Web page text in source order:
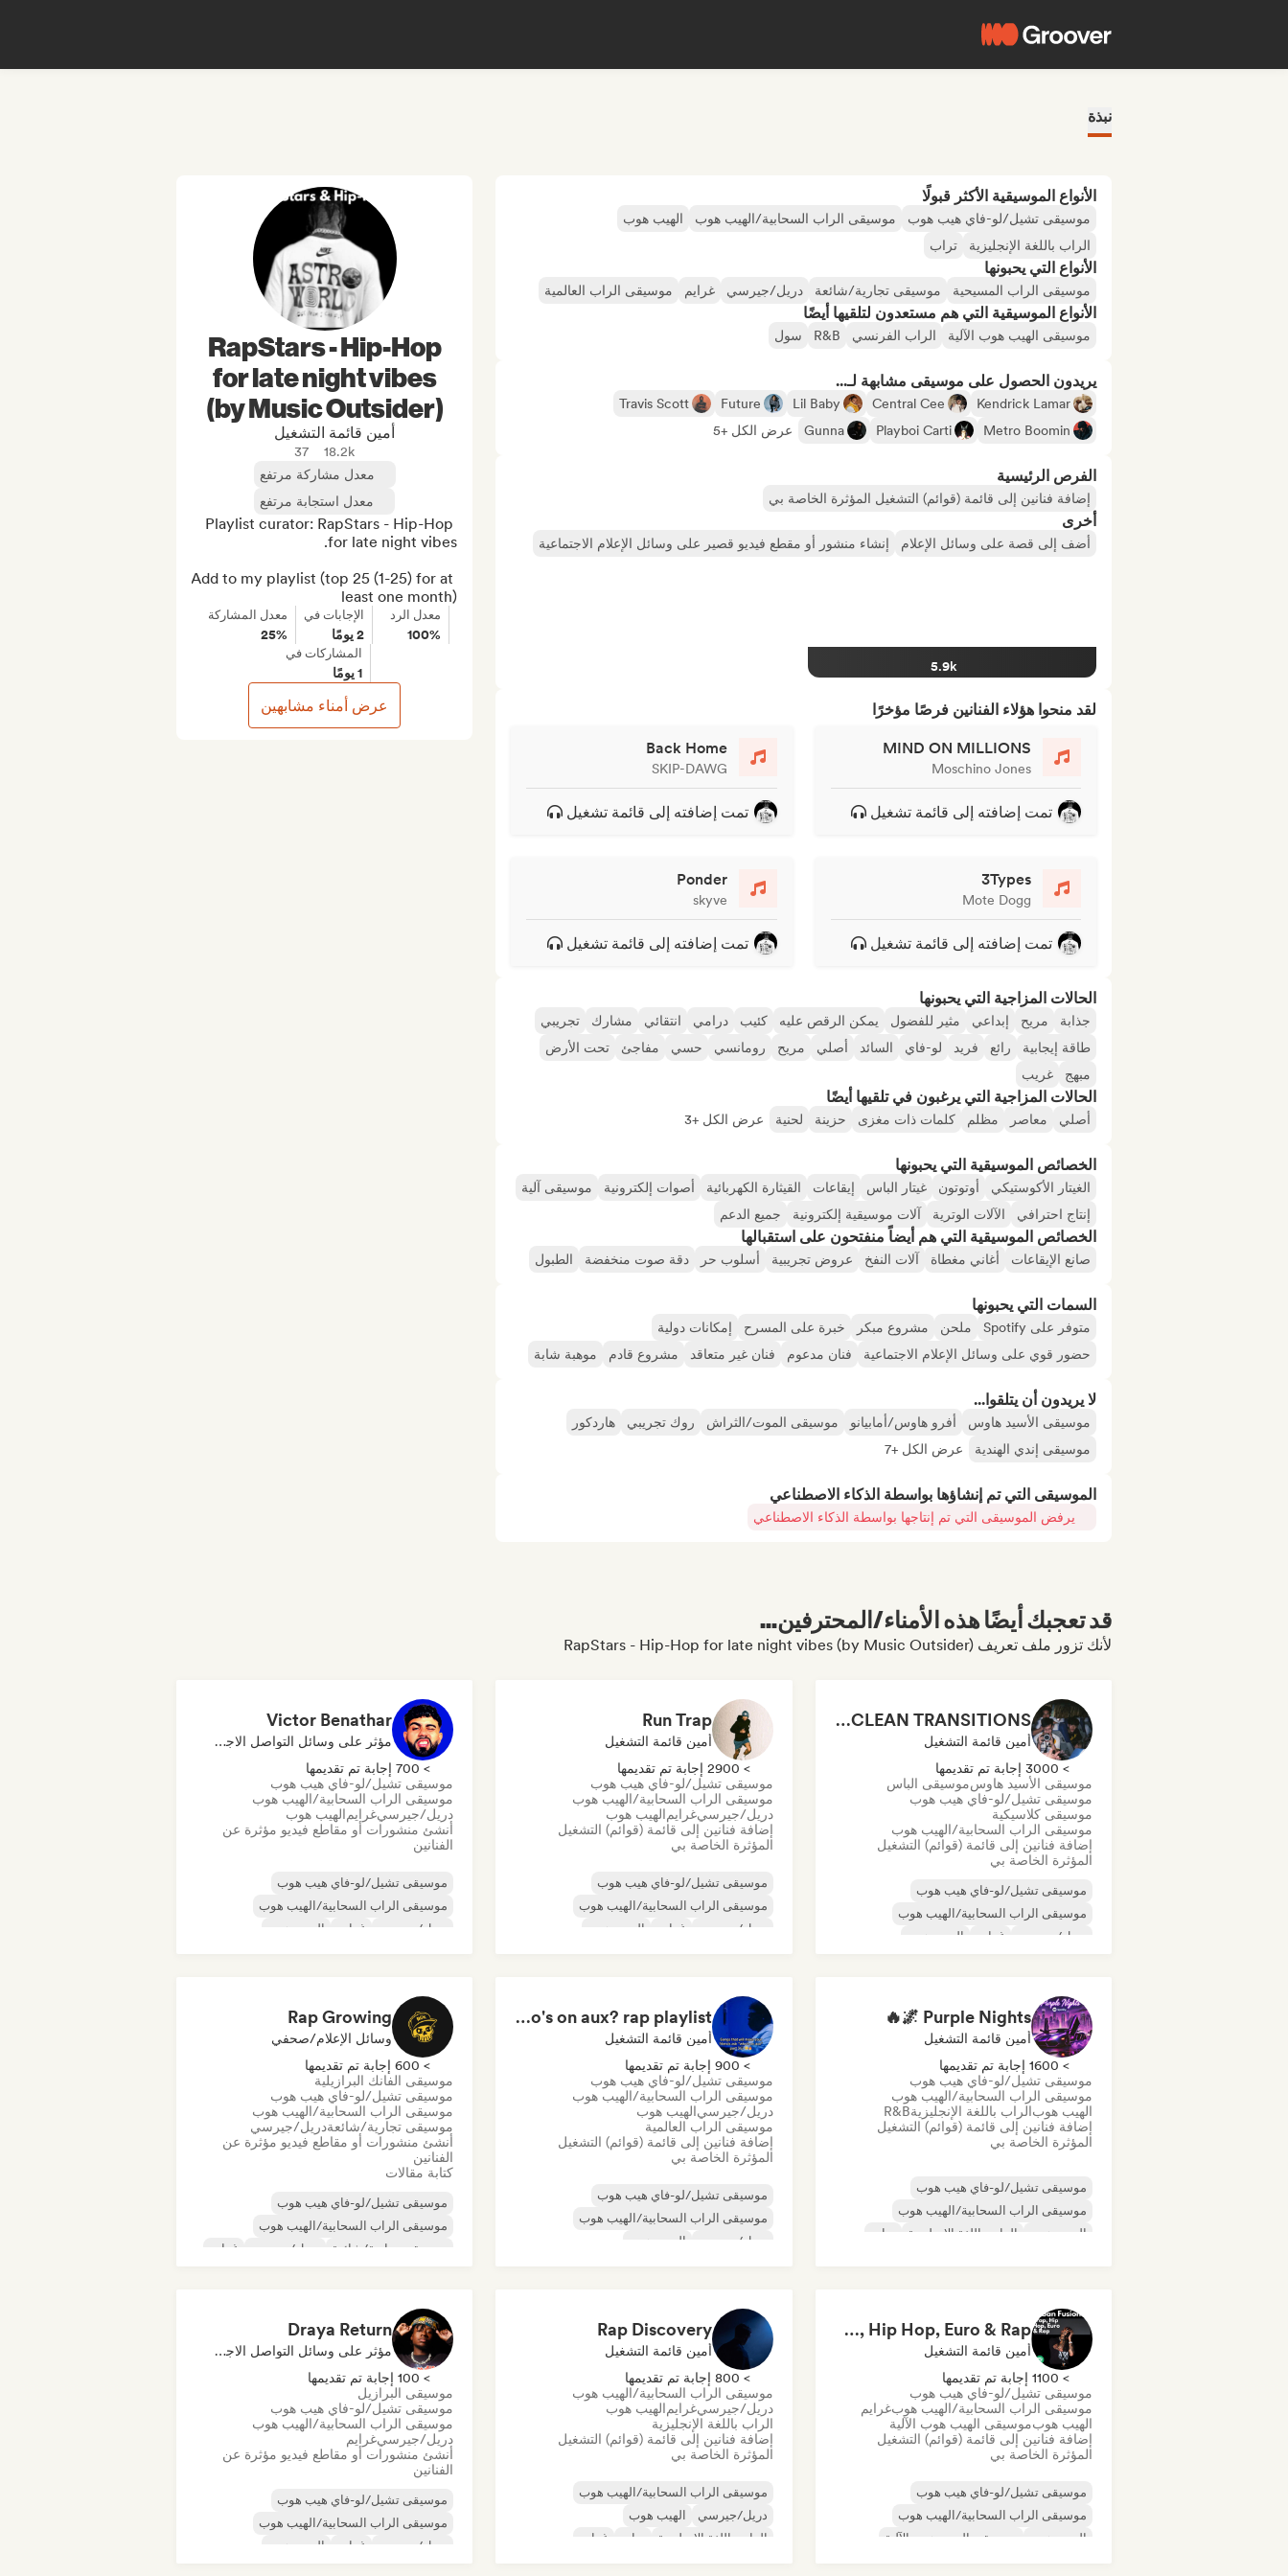
نبذة
الأنواع الموسيقية الأكثر قبولًا
موسيقى تشيل/لو-فاي هيب هوب موسيقى الراب السحابية/الهيب هوب
الهيب هوب
الراب باللغة الإنجليزية
تراب
الأنواع التي يحبونها
موسيقى الراب المسيحية موسيقى تجارية/شائعة دريل/جيرسي غرايم موسيقى الراب العالمية
الأنواع الموسيقية التي هم مستعدون لتلقيها أيضًا
موسيقى الهيب هوب الآلية الراب الفرنسي R&B سول
يريدون الحصول على موسيقى مشابهة لـ...
Kendrick Lamar
Central Cee
Lil Baby
Future
Travis Scott
Metro Boomin
Playboi Carti
Gunna عرض الكل +5
الفرص الرئيسية
إضافة فنانين إلى قائمة (قوائم) التشغيل المؤثرة الخاصة بي
أخرى
أضف إلى قصة على وسائل الإعلام إنشاء منشور أو مقطع فيديو قصير على وسائل الإعلام الاجتماعية
5.9k
لقد منحوا هؤلاء الفنانين فرصًا مؤخرًا
MIND ON MILLIONS
Moschino Jones
تمت إضافته إلى قائمة تشغيل
Back Home
SKIP-DAWG
تمت إضافته إلى قائمة تشغيل
3Types
Mote Dogg
تمت إضافته إلى قائمة تشغيل
Ponder
skyve
تمت إضافته إلى قائمة تشغيل
الحالات المزاجية التي يحبونها
جذابة مريح إبداعي مثير للفضول يمكن الرقص عليه كئيب درامي انتقائي مشارك
تجريبي
طاقة إيجابية
رائع فريد لو-فاي السائد أصلي مريح رومانسي حسي مفاجئ
تحت الأرض
مبهج
غريب
الحالات المزاجية التي يرغبون في تلقيها أيضًا
أصلي معاصر مظلم كلمات ذات مغزى حزينة لحنية عرض الكل +3
الخصائص الموسيقية التي يحبونها
الغيتار الأكوستيكي أوتوتون غيتار الباس إيقاعات القيثارة الكهربائية أصوات إلكترونية
موسيقى آلية
إنتاج احترافي
الآلات الوترية آلات موسيقية إلكترونية جميع الدعم
الخصائص الموسيقية التي هم أيضاً منفتحون على استقبالها
صانع الإيقاعات أغاني مغطاة آلات النفخ عروض تجريبية أسلوب حر دقة صوت منخفضة الطبول
السمات التي يحبونها
متوفر على Spotify ملحن مشروع مبكر خبرة على المسرح
إمكانات دولية
حضور قوي على وسائل الإعلام الاجتماعية
فنان مدعوم فنان غير متعاقد مشروع قادم موهبة شابة
لا يريدون أن يتلقوا...
موسيقى الأسيد هاوس أفرو هاوس/أمابيانو موسيقى الموت/الثراش روك تجريبي
هاردكور
موسيقى إندي الهندية
عرض الكل +7
الموسيقى التي تم إنشاؤها بواسطة الذكاء الاصطناعي
يرفض الموسيقى التي تم إنتاجها بواسطة الذكاء الاصطناعي
RapStars - Hip-Hop
for late night vibes
(by Music Outsider)
أمين قائمة التشغيل
18.2k
37
معدل مشاركة مرتفع
معدل استجابة مرتفع
Playlist curator: RapStars - Hip-Hop
Add to my playlist (top 25 (1-25) for at
least one month)
معدل الرد
100%
الإجابات في
2 يومًا
معدل المشاركة
25%
المشاركات في
1 يومًا
عرض أمناء مشابهين
قد تعجبك أيضًا هذه الأمناء/المحترفين...
لأنك تزور ملف تعريف RapStars - Hip-Hop for late night vibes (by Music Outsider)
CLEAN TRANSITIONS😤
أمين قائمة التشغيل
> 3000 إجابة تم تقديمها
موسيقى الأسيد هاوسموسيقى الباس
موسيقى تشيل/لو-فاي هيب هوب
موسيقى كلاسيكية
موسيقى الراب السحابية/الهيب هوب
إضافة فنانين إلى قائمة (قوائم) التشغيل
المؤثرة الخاصة بي
موسيقى تشيل/لو-فاي هيب هوب
موسيقى الراب السحابية/الهيب هوب
دريل/جيرسي
غرايم
الهيب هوب
Run Trap
أمين قائمة التشغيل
> 2900 إجابة تم تقديمها
موسيقى تشيل/لو-فاي هيب هوب
موسيقى الراب السحابية/الهيب هوب
دريل/جيرسيغرايمالهيب هوب
إضافة فنانين إلى قائمة (قوائم) التشغيل
المؤثرة الخاصة بي
موسيقى تشيل/لو-فاي هيب هوب
موسيقى الراب السحابية/الهيب هوب
دريل/جيرسي
غرايم
الهيب هوب
Victor Benathar
مؤثر على وسائل التواصل الاجتماعي
> 700 إجابة تم تقديمها
موسيقى تشيل/لو-فاي هيب هوب
موسيقى الراب السحابية/الهيب هوب
دريل/جيرسيغرايمالهيب هوب
أنشئ منشورات أو مقاطع فيديو مؤثرة عن
الفنانين
موسيقى تشيل/لو-فاي هيب هوب
موسيقى الراب السحابية/الهيب هوب
دريل/جيرسي
غرايم
الهيب هوب
Purple Nights 🌌🔥
أمين قائمة التشغيل
> 1600 إجابة تم تقديمها
موسيقى تشيل/لو-فاي هيب هوب
موسيقى الراب السحابية/الهيب هوب
الهيب هوبالراب باللغة الإنجليزيةR&B
إضافة فنانين إلى قائمة (قوائم) التشغيل
المؤثرة الخاصة بي
موسيقى تشيل/لو-فاي هيب هوب
موسيقى الراب السحابية/الهيب هوب
الهيب هوب
الراب باللغة الإنجليزية
تراب
Who's on aux? rap playlist
أمين قائمة التشغيل
> 900 إجابة تم تقديمها
موسيقى تشيل/لو-فاي هيب هوب
موسيقى الراب السحابية/الهيب هوب
دريل/جيرسيالهيب هوب
موسيقى الراب العالمية
إضافة فنانين إلى قائمة (قوائم) التشغيل
المؤثرة الخاصة بي
موسيقى تشيل/لو-فاي هيب هوب
موسيقى الراب السحابية/الهيب هوب
دريل/جيرسي
الهيب هوب
Rap Growing
وسائل الإعلام/صحفي
> 600 إجابة تم تقديمها
موسيقى الفانك البرازيلية
موسيقى تشيل/لو-فاي هيب هوب
موسيقى الراب السحابية/الهيب هوب
موسيقى تجارية/شائعةدريل/جيرسي
أنشئ منشورات أو مقاطع فيديو مؤثرة عن
الفنانين
كتابة مقالات
موسيقى تشيل/لو-فاي هيب هوب
موسيقى الراب السحابية/الهيب هوب
موسيقى تجارية/شائعة
دريل/جيرسي
غرايم
Urban Fusion: Trap, Hip Hop, Euro & Rap
أمين قائمة التشغيل
> 1100 إجابة تم تقديمها
موسيقى تشيل/لو-فاي هيب هوب
موسيقى الراب السحابية/الهيب هوبغرايم
الهيب هوبموسيقى الهيب هوب الآلية
إضافة فنانين إلى قائمة (قوائم) التشغيل
المؤثرة الخاصة بي
موسيقى تشيل/لو-فاي هيب هوب
موسيقى الراب السحابية/الهيب هوب
الهيب هوب
موسيقى الهيب هوب الآلية
Rap Discovery
أمين قائمة التشغيل
> 800 إجابة تم تقديمها
موسيقى الراب السحابية/الهيب هوب
دريل/جيرسيغرايمالهيب هوب
الراب باللغة الإنجليزية
إضافة فنانين إلى قائمة (قوائم) التشغيل
المؤثرة الخاصة بي
موسيقى الراب السحابية/الهيب هوب
دريل/جيرسي
الهيب هوب
الراب باللغة الإنجليزية
تراب غرايم
Draya Return
مؤثر على وسائل التواصل الاجتماعي
> 100 إجابة تم تقديمها
موسيقى البرازيل
موسيقى تشيل/لو-فاي هيب هوب
موسيقى الراب السحابية/الهيب هوب
دريل/جيرسيغرايم
أنشئ منشورات أو مقاطع فيديو مؤثرة عن
الفنانين
موسيقى تشيل/لو-فاي هيب هوب
موسيقى الراب السحابية/الهيب هوب
دريل/جيرسي
غرايم
الهيب هوب